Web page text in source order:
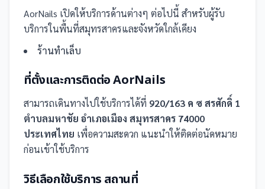
AorNails เปิดให้บริการด้านต่างๆ ต่อไปนี้ สำหรับผู้รับ
บริการในพื้นที่สมุทรสาครและจังหวัดใกล้เคียง
ร้านทำเล็บ
ที่ตั้งและการติดต่อAorNails
สามารถเดินทางไปใช้บริการได้ที่ 920/163 ค ซ สรศักดิ์ 1
ตำบลมหาชัย อำเภอเมือง สมุทรสาคร 74000
ประเทศไทย เพื่อความสะดวก แนะนำให้ติดต่อนัดหมาย
ก่อนเข้าใช้บริการ
วิธีเลือกใช้บริการ สถานที่